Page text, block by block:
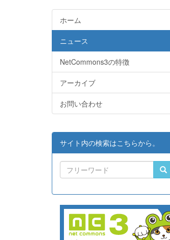
ホーム
ニュース
NetCommons3の特徴
アーカイブ
お問い合わせ
サイト内の検索はこちらから。